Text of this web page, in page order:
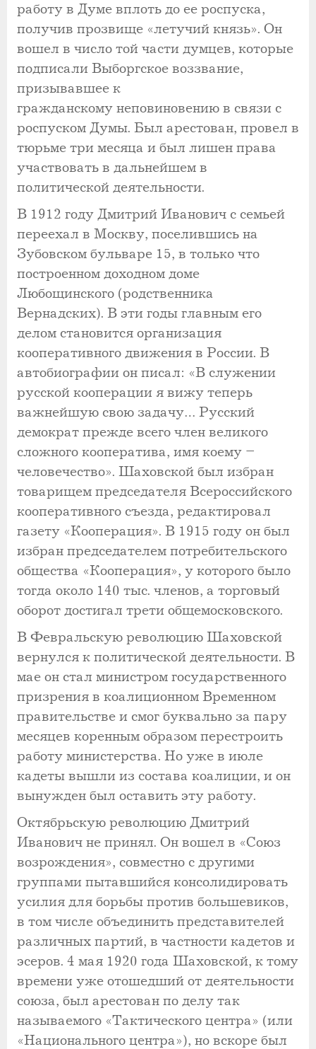
работу в Думе вплоть до ее роспуска,
получив прозвище «летучий князь». Он
вошел в число той части думцев, которые
подписали Выборгское воззвание,
призывавшее к
гражданскому неповиновению в связи с
роспуском Думы. Был арестован, провел в
тюрьме три месяца и был лишен права
участвовать в дальнейшем в
политической деятельности.
В 1912 году Дмитрий Иванович с семьей
переехал в Москву, поселившись на
Зубовском бульваре 15, в только что
построенном доходном доме
Любощинского (родственника
Вернадских). В эти годы главным его
делом становится организация
кооперативного движения в России. В
автобиографии он писал: «В служении
русской кооперации я вижу теперь
важнейшую свою задачу… Русский
демократ прежде всего член великого
сложного кооператива, имя коему –
человечество». Шаховской был избран
товарищем председателя Всероссийского
кооперативного съезда, редактировал
газету «Кооперация». В 1915 году он был
избран председателем потребительского
общества «Кооперация», у которого было
тогда около 140 тыс. членов, а торговый
оборот достигал трети общемосковского.
В Февральскую революцию Шаховской
вернулся к политической деятельности. В
мае он стал министром государственного
призрения в коалиционном Временном
правительстве и смог буквально за пару
месяцев коренным образом перестроить
работу министерства. Но уже в июле
кадеты вышли из состава коалиции, и он
вынужден был оставить эту работу.
Октябрьскую революцию Дмитрий
Иванович не принял. Он вошел в «Союз
возрождения», совместно с другими
группами пытавшийся консолидировать
усилия для борьбы против большевиков,
в том числе объединить представителей
различных партий, в частности кадетов и
эсеров. 4 мая 1920 года Шаховской, к тому
времени уже отошедший от деятельности
союза, был арестован по делу так
называемого «Тактического центра» (или
«Национального центра»), но вскоре был